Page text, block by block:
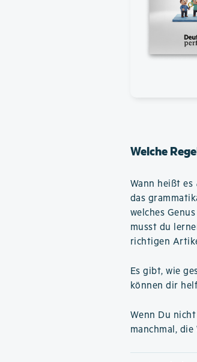
Welche
Wann heißt es
das
welches
musst du
richtigen
Es gibt, wie
können dir
Wenn Du
manchmal,